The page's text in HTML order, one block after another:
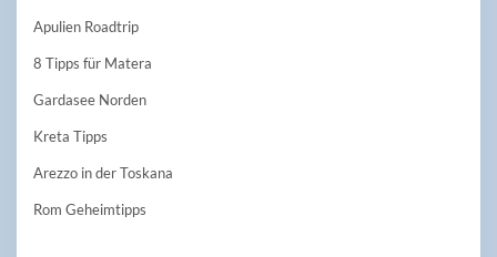
Apulien Roadtrip
8 Tipps für Matera
Gardasee Norden
Kreta Tipps
Arezzo in der Toskana
Rom Geheimtipps